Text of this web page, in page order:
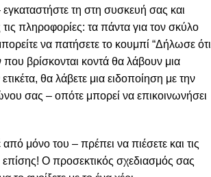
τη στη συσκευή σας και
πληροφορίες: τα πάντα για τον σκύλο
να πατήσετε το κουμπί “Δήλωσε ότι
που βρίσκονται κοντά θα λάβουν μια
θα λάβετε μια ειδοποίηση με την
σας – οπότε μπορεί να επικοινωνήσει
μόνο του – πρέπει να πιέσετε και τις
επίσης! Ο προσεκτικός σχεδιασμός σας